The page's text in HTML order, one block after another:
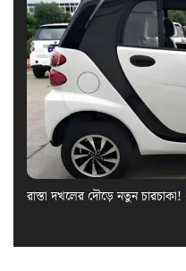
রাস্তা দখলের দৌড়ে নতুন